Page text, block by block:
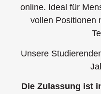
online. Ideal für
vollen Positionen
Unsere
Die Zulassung ist